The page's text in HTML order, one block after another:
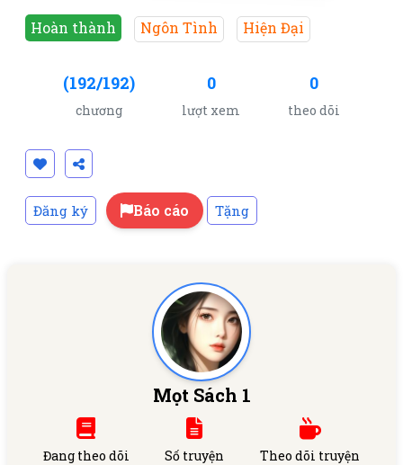
Hoàn thành Ngôn Tình Hiện Đại
(192/192)
chương
0
lượt xem
0
theo dõi
Đăng ký Báo cáo Tặng
Mọt Sách 1
Đang theo dõi
Số truyện
Theo dõi truyện